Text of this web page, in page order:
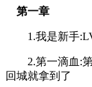
第一章
1.我是新手
2.第一滴血:第
回城就拿到了